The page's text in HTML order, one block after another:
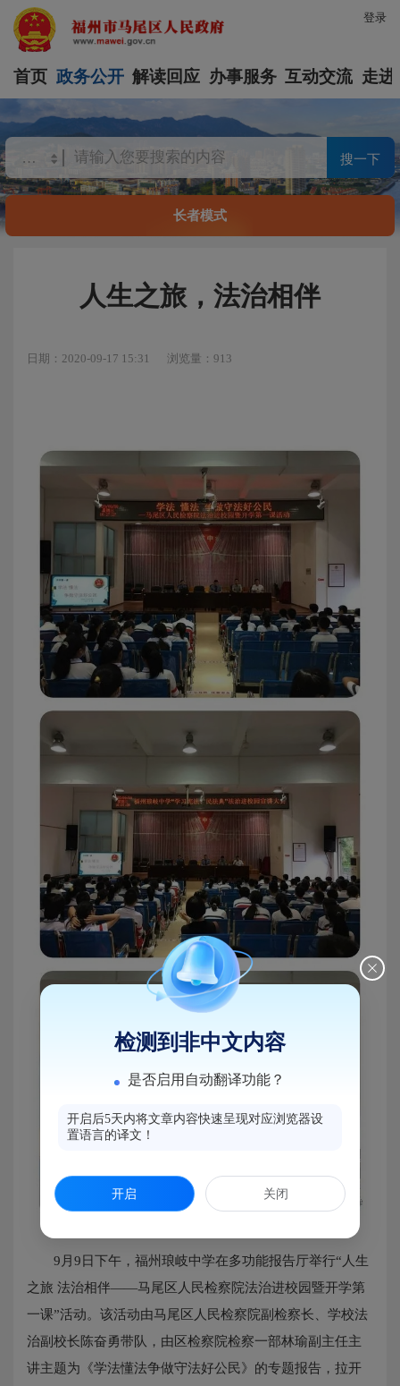
登录
首页 政务公开 解读回应 办事服务 互动交流 走进
搜一下
长者模式
人生之旅，法治相伴
日期：2020-09-17 15:31 浏览量：913
9月9日下午，福州琅岐中学在多功能报告厅举行“人生
之旅 法治相伴——马尾区人民检察院法治进校园暨开学第
一课”活动。该活动由马尾区人民检察院副检察长、学校法
治副校长陈奋勇带队，由区检察院检察一部林瑜副主任主
讲主题为《学法懂法争做守法好公民》的专题报告，拉开
检测到非中文内容
是否启用自动翻译功能？
开启后5天内将文章内容快速呈现对应浏览器设
置语言的译文！
开启 关闭